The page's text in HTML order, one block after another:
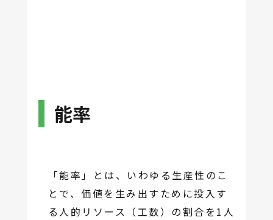
能率
「能率」とは、いわゆる生産性のこ
とで、価値を生み出すために投入す
る人的リソース（工数）の割合を1人